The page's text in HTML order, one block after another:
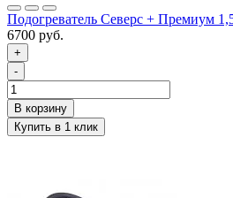
Подогреватель Северс + Премиум
6700 руб.
+
-